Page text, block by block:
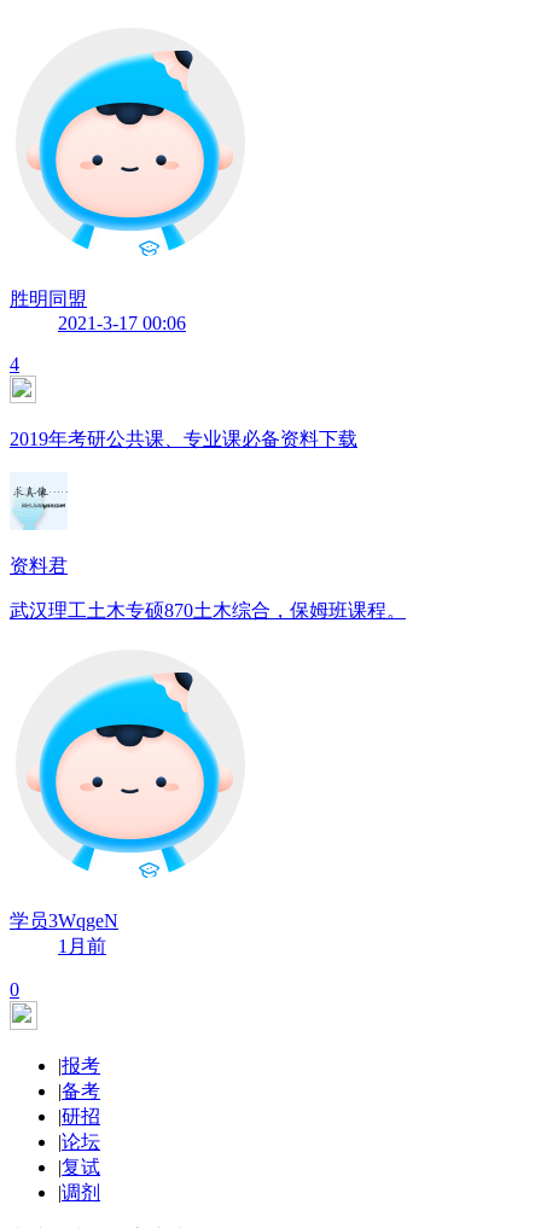
胜明同盟
2021-3-17 00:06
4
2019年考研公共课、专业课必备资料下载
资料君
武汉理工土木专硕870土木综合，保姆班课程。
学员3WqgeN
1月前
0
|报考
|备考
|研招
|论坛
|复试
|调剂